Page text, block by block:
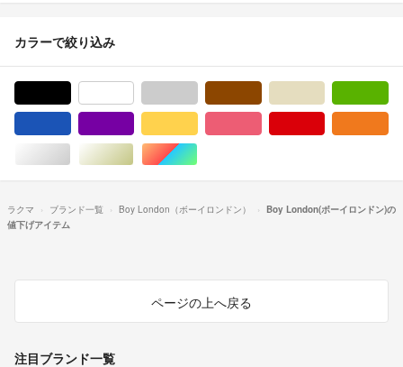
カラーで絞り込み
シルバー/銀色系ゴールド/金色系マルチカラー
ラクマ ブランド一覧 Boy London（ボーイロンドン）
Boy London(ボーイロンドン)の
値下げアイテム
ページの上へ戻る
注目ブランド一覧